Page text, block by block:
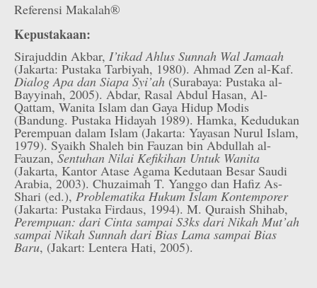
Referensi Makalah®
Kepustakaan:
Sirajuddin Akbar, I’tikad Ahlus Sunnah Wal Jamaah
(Jakarta: Pustaka Tarbiyah, 1980). Ahmad Zen al-Kaf.
Dialog Apa dan Siapa Syi’ah (Surabaya: Pustaka al-
Bayyinah, 2005). Abdar, Rasal Abdul Hasan, Al-
Qattam, Wanita Islam dan Gaya Hidup Modis
(Bandung. Pustaka Hidayah 1989). Hamka, Kedudukan
Perempuan dalam Islam (Jakarta: Yayasan Nurul Islam,
1979). Syaikh Shaleh bin Fauzan bin Abdullah al-
Fauzan, Sentuhan Nilai Kefikihan Untuk Wanita
(Jakarta, Kantor Atase Agama Kedutaan Besar Saudi
Arabia, 2003). Chuzaimah T. Yanggo dan Hafiz As-
Shari (ed.), Problematika Hukum Islam Kontemporer
(Jakarta: Pustaka Firdaus, 1994). M. Quraish Shihab,
Perempuan: dari Cinta sampai S3ks dari Nikah Mut’ah
sampai Nikah Sunnah dari Bias Lama sampai Bias
Baru, (Jakart: Lentera Hati, 2005).